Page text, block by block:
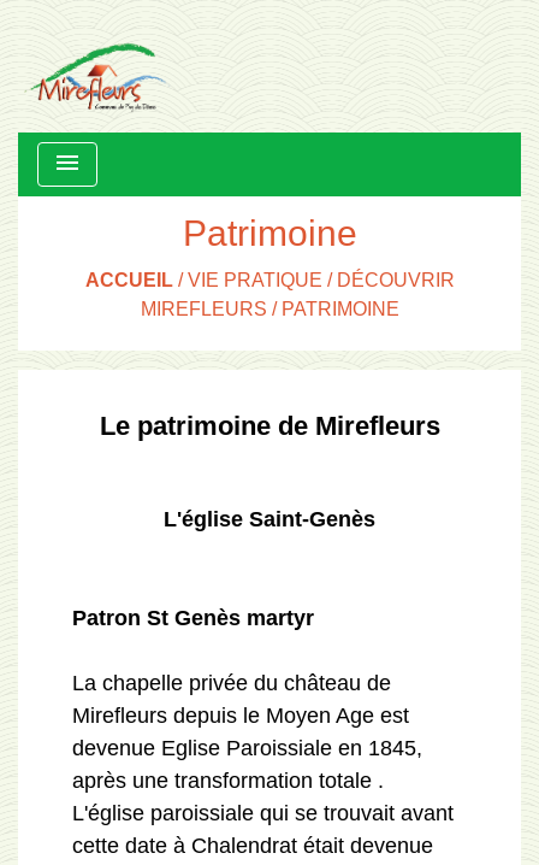
menu
Patrimoine
ACCUEIL/VIE PRATIQUE / DÉCOUVRIR
MIREFLEURS / PATRIMOINE
Le patrimoine de Mirefleurs
L'église Saint-Genès
Patron St Genès martyr
La chapelle privée du château de
Mirefleurs depuis le Moyen Age est
devenue Eglise Paroissiale en 1845,
après une transformation totale .
L'église paroissiale qui se trouvait avant
cette date à Chalendrat était devenue